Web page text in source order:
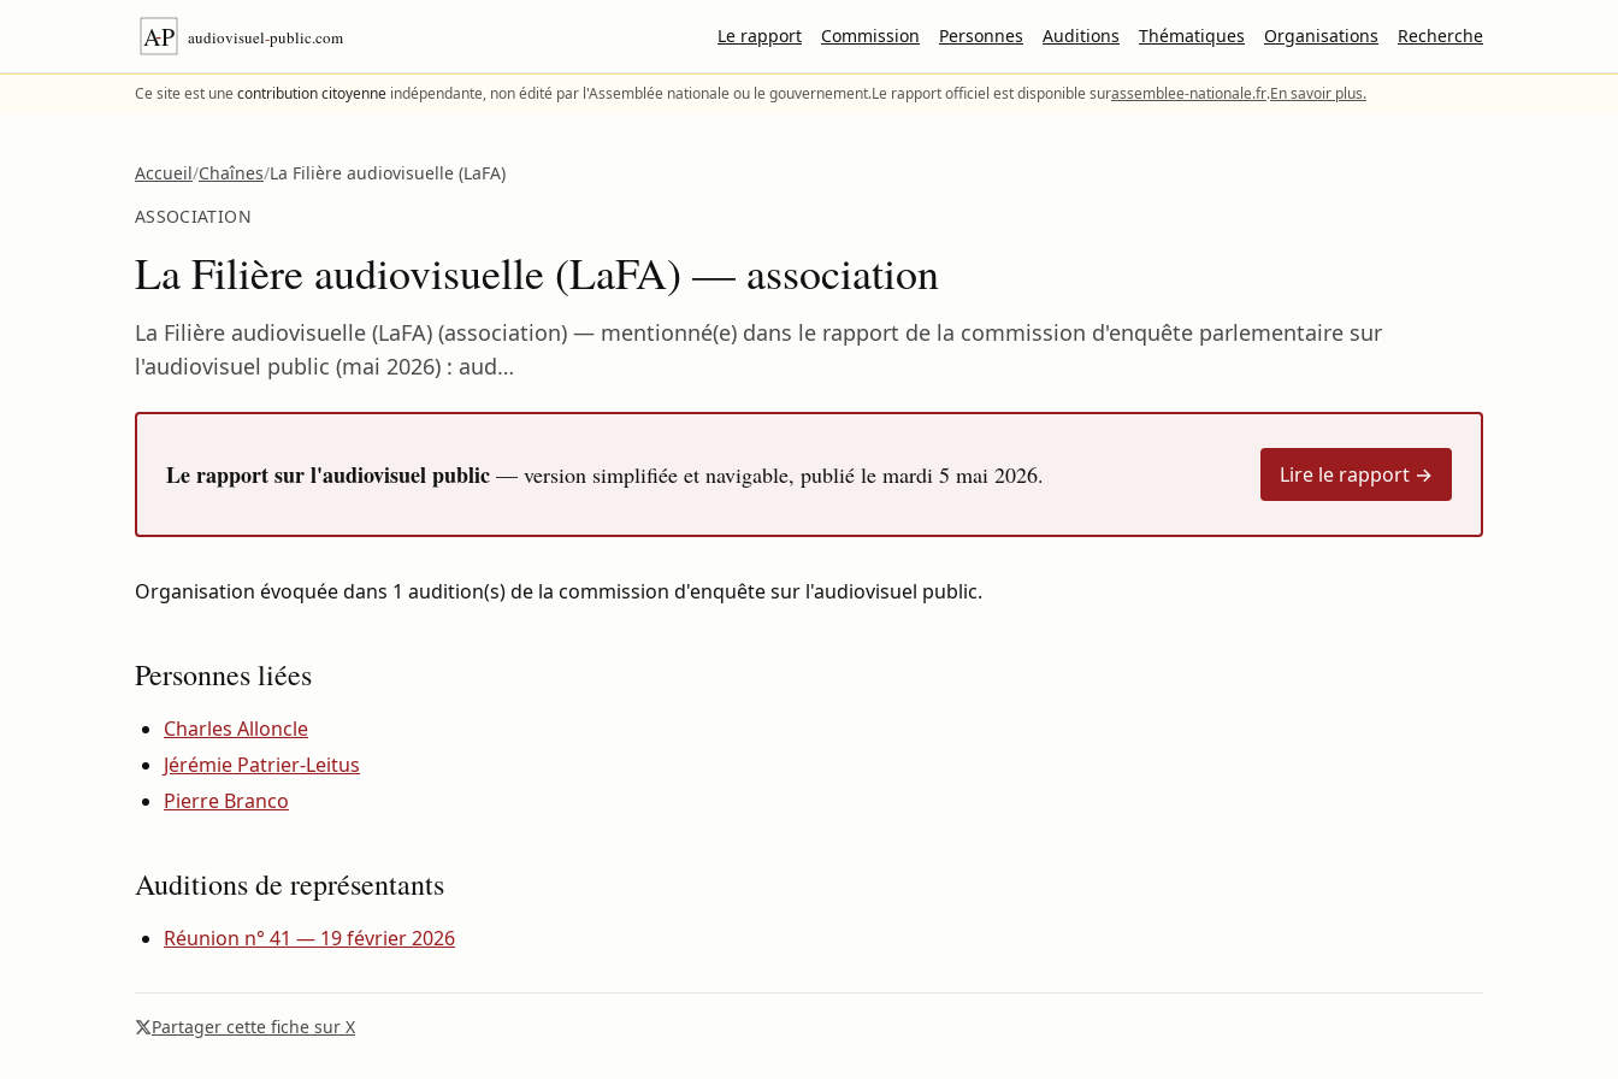
Aller au contenu
Le rapport Commission Personnes Auditions Thématiques Organisations Recherche
Ce site est unecontribution citoyenne indépendante, non édité par l'Assemblée nationale ou le gouvernement.Le rapport officiel est disponible surassemblee-nationale.fr.En savoir plus.
Accueil/Chaînes/La Filière audiovisuelle (LaFA)
ASSOCIATION
La Filière audiovisuelle (LaFA) — association
La Filière audiovisuelle (LaFA) (association) — mentionné(e) dans le rapport de la commission d'enquête parlementaire sur
l'audiovisuel public (mai 2026) : aud…
Le rapport sur l'audiovisuel public — version simplifiée et navigable, publié le mardi 5 mai 2026. Lire le rapport →
Organisation évoquée dans 1 audition(s) de la commission d'enquête sur l'audiovisuel public.
Personnes liées
Charles Alloncle
Jérémie Patrier-Leitus
Pierre Branco
Auditions de représentants
Réunion n° 41 — 19 février 2026
Partager cette fiche sur X